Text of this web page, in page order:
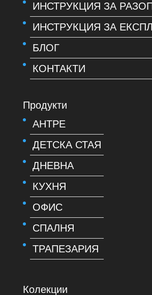
ИНСТРУКЦИЯ ЗА
ИНСТРУКЦИЯ ЗА
БЛОГ
КОНТАКТИ
Продукти
АНТРЕ
ДЕТСКА СТАЯ
ДНЕВНА
КУХНЯ
ОФИС
СПАЛНЯ
ТРАПЕЗАРИЯ
Колекции